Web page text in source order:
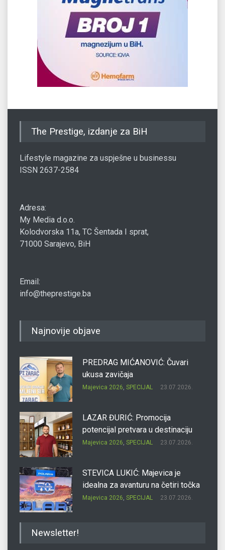
The Prestige, izdanje za BiH
Lifestyle magazine za uspješne u businessu
ISSN 2637-2584
Adresa:
My Media d.o.o.
Kolodvorska 11a, TC Šentada I sprat,
71000 Sarajevo, BiH
Email:
info@theprestige.ba
Najnovije objave
PREDRAG MIĆANOVIĆ: Čuvari
ukusa zavičaja
Majevica 2026, SPECIJAL 23.07.2026.
LAZAR ĐURIĆ: Promocija
potencijal pretvara u destinaciju
Majevica 2026, SPECIJAL 23.07.2026.
STEVICA LUKIĆ: Majevica je
idealna za avanturu na četiri točka
Majevica 2026, SPECIJAL 23.07.2026.
Newsletter!